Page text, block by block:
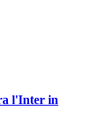
l'Inter in